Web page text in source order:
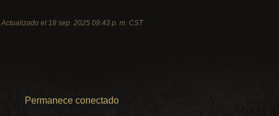
Actualizado el 18 sep. 2025 09:43 p. m. CST
Permanece conectado